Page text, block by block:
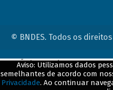
© BNDES. Todos os
Aviso: Utilizamos dados
semelhantes de acordo com
Privacidade. Ao continuar
ConteÃºdo complementar
${title}${badge}